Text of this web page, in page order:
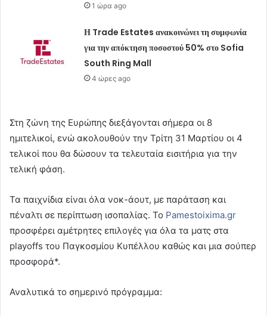
1 ώρα ago
Η Trade Estates ανακοινώνει τη συμφωνία
για την απόκτηση ποσοστού 50% στο Sofia
South Ring Mall
4 ώρες ago
Στη ζώνη της Ευρώπης διεξάγονται σήμερα οι 8
ημιτελικοί, ενώ ακολουθούν την Τρίτη 31 Μαρτίου οι 4
τελικοί που θα δώσουν τα τελευταία εισιτήρια για την
τελική φάση.
Τα παιχνίδια είναι όλα νοκ-άουτ, με παράταση και
πέναλτι σε περίπτωση ισοπαλίας. To Pamestoixima.gr
προσφέρει αμέτρητες επιλογές για όλα τα ματς στα
playoffs του Παγκοσμίου Κυπέλλου καθώς και μια σούπερ
προσφορά*.
Αναλυτικά το σημερινό πρόγραμμα: